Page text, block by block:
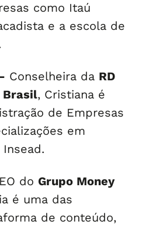
como Itaú
e a escola de
Conselheira da RD
Brasil, Cristiana é
de Empresas
em
do Grupo Money
é uma das
de conteúdo,